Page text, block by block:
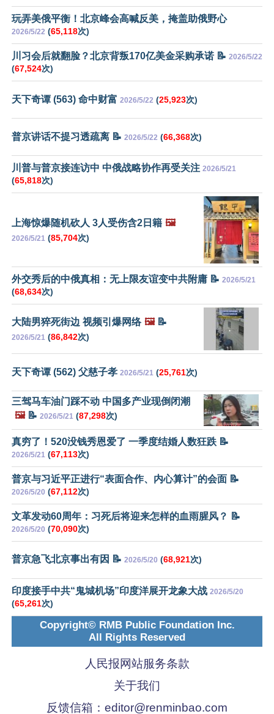
玩弄美俄平衡！北京峰会高喊反美，掩盖助俄野心
2026/5/22 (65,118次)
川习会后就翻脸？北京背叛170亿美金采购承诺 📝 2026/5/22
(67,524次)
天下奇谭 (563) 命中财富 2026/5/22 (25,923次)
普京讲话不提习透疏离 📝 2026/5/22 (66,368次)
川普与普京接连访中 中俄战略协作再受关注 2026/5/21
(65,818次)
上海惊爆随机砍人 3人受伤含2日籍 🖼️
2026/5/21 (85,704次)
外交秀后的中俄真相：无上限友谊变中共附庸 📝 2026/5/21
(68,634次)
大陆男猝死街边 视频引爆网络 🖼️📝
2026/5/21 (86,842次)
天下奇谭 (562) 父慈子孝 2026/5/21 (25,761次)
三驾马车油门踩不动 中国多产业现倒闭潮
🖼️📝 2026/5/21 (87,298次)
真穷了！520没钱秀恩爱了 一季度结婚人数狂跌 📝
2026/5/21 (67,113次)
普京与习近平正进行“表面合作、内心算计”的会面 📝
2026/5/20 (67,112次)
文革发动60周年：习死后将迎来怎样的血雨腥风？ 📝
2026/5/20 (70,090次)
普京急飞北京事出有因 📝 2026/5/20 (68,921次)
印度接手中共“鬼城机场”印度洋展开龙象大战 2026/5/20
(65,261次)
Copyright© RMB Public Foundation Inc.
All Rights Reserved
人民报网站服务条款
关于我们
反馈信箱： editor@renminbao.com